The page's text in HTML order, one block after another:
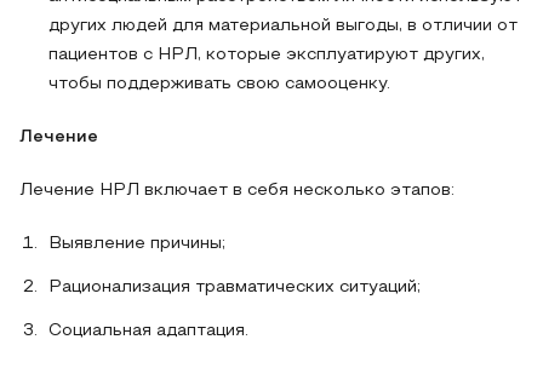
других людей для материальной выгоды, в отличии от
пациентов с НРЛ, которые эксплуатируют других,
чтобы поддерживать свою самооценку.
Лечение
Лечение НРЛ включает в себя несколько этапов:
Выявление причины;
Рационализация травматических ситуаций;
Социальная адаптация.